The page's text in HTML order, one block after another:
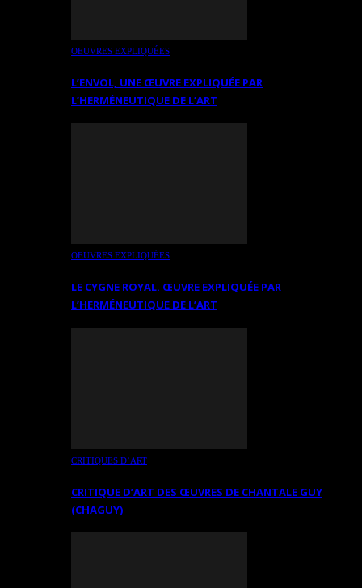
OEUVRES EXPLIQUÉES
L’ENVOL, UNE ŒUVRE EXPLIQUÉE PAR
L’HERMÉNEUTIQUE DE L’ART
OEUVRES EXPLIQUÉES
LE CYGNE ROYAL. ŒUVRE EXPLIQUÉE PAR
L’HERMÉNEUTIQUE DE L’ART
CRITIQUES D’ART
CRITIQUE D’ART DES ŒUVRES DE CHANTALE GUY
(CHAGUY)